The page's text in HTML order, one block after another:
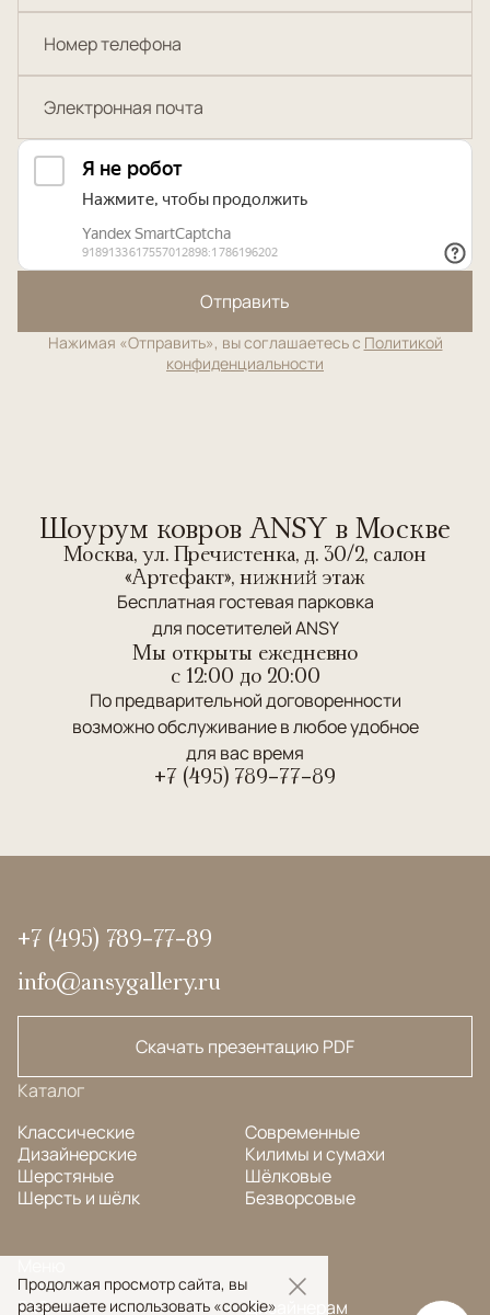
Отправить
Нажимая «Отправить», вы соглашаетесь с Политикой
конфиденциальности
Шоурум ковров ANSY в Москве
Москва, ул. Пречистенка, д. 30/2, салон
«Артефакт», нижний этаж
Бесплатная гостевая парковка
для посетителей ANSY
Мы открыты ежедневно
c 12:00 до 20:00
По предварительной договоренности
возможно обслуживание в любое удобное
для вас время
+7 (495) 789-77-89
+7 (495) 789-77-89
info@ansygallery.ru
Скачать презентацию PDF
Каталог
Классические
Дизайнерские
Шерстяные
Шерсть и шёлк
Современные
Килимы и сумахи
Шёлковые
Безворсовые
FAQ
Дизайнерам
Продолжая просмотр сайта, вы
разрешаете использовать «cookie»